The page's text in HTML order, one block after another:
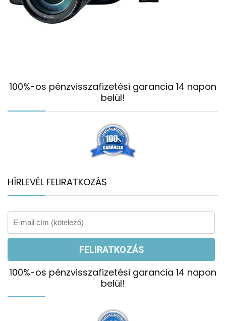
100%-os pénzvisszafizetési garancia 14 napon
belül!
HÍRLEVÉL FELIRATKOZÁS
100%-os pénzvisszafizetési garancia 14 napon
belül!